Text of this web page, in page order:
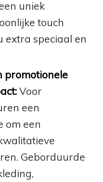
uniek
touch
extra speciaal en
promotionele
Voor
een
om een
Geborduurde